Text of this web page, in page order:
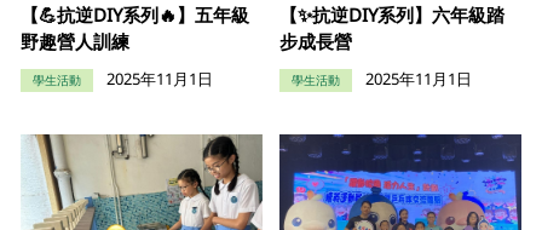
【💪抗逆DIY系列🔥】五年級
野趣營人訓練
學生活動 2025年11月1日
【✨抗逆DIY系列】六年級踏
步成長營
學生活動 2025年11月1日